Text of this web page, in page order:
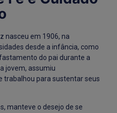
nasceu em 1906, na
desde a infância, como
do pai durante a
jovem, assumiu
trabalhou para sustentar seus
manteve o desejo de se